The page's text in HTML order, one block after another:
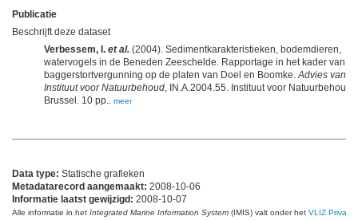
Publicatie
Beschrijft deze dataset
Verbessem, I. et al. (2004). Sedimentkarakteristieken, bodemdieren,
watervogels in de Beneden Zeeschelde. Rapportage in het kader van de
baggerstortvergunning op de platen van Doel en Boomke.Advies van
Instituut voor Natuurbehoud, IN.A.2004.55. Instituut voor Natuurbehoud:
Brussel. 10 pp., meer
Data type: Statische grafieken
Metadatarecord aangemaakt: 2008-10-06
Informatie laatst gewijzigd: 2008-10-07
Alle informatie in het Integrated Marine Information System (IMIS) valt onder het VLIZ Privacy